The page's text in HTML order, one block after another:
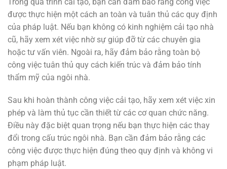
được thực hiện một cách an toàn và tuân thủ các quy định
của pháp luật. Nếu bạn không có kinh nghiệm cải tạo nhà
cũ, hãy xem xét việc nhờ sự giúp đỡ từ các chuyên gia
hoặc tư vấn viên. Ngoài ra, hãy đảm bảo rằng toàn bộ
công việc tuân thủ quy cách kiến trúc và đảm bảo tính
thẩm mỹ của ngôi nhà.
Sau khi hoàn thành công việc cải tạo, hãy xem xét việc xin
phép và làm thủ tục cần thiết từ các cơ quan chức năng.
Điều này đặc biệt quan trọng nếu bạn thực hiện các thay
đổi trong cấu trúc ngôi nhà. Bạn cần đảm bảo rằng các
công việc được thực hiện đúng theo quy định và không vi
phạm pháp luật.